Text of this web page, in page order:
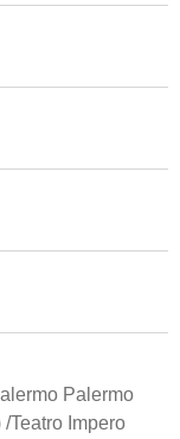
Palermo
Teatro Impero